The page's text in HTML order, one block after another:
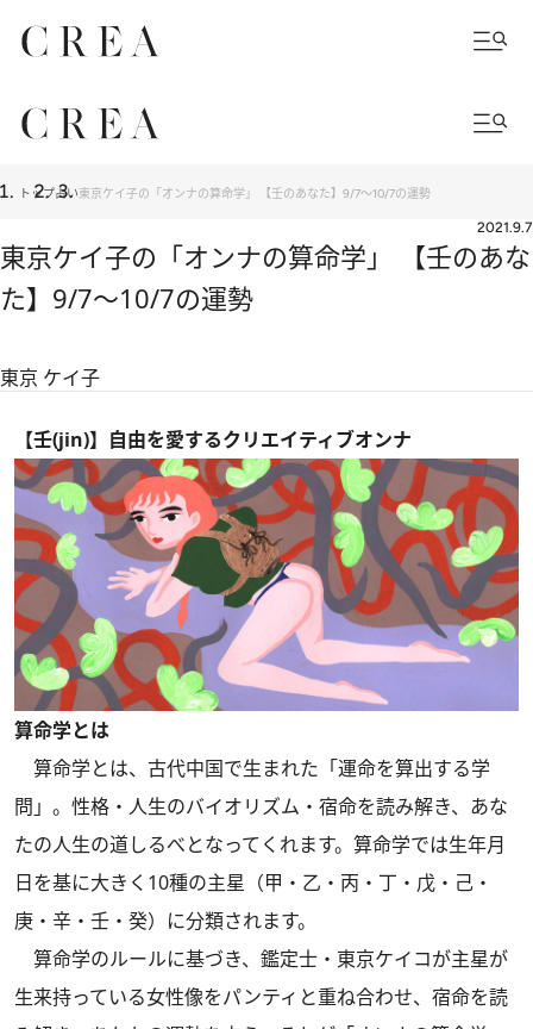
トップ占い東京ケイ子の「オンナの算命学」 【壬のあなた】9/7～10/7の運勢
2021.9.7
東京ケイ子の「オンナの算命学」 【壬のあな
た】9/7～10/7の運勢
東京 ケイ子
【壬(jin)】自由を愛するクリエイティブオンナ
算命学とは
算命学とは、古代中国で生まれた「運命を算出する学
問」。性格・人生のバイオリズム・宿命を読み解き、あな
たの人生の道しるべとなってくれます。算命学では生年月
日を基に大きく10種の主星（甲・乙・丙・丁・戊・己・
庚・辛・壬・癸）に分類されます。
算命学のルールに基づき、鑑定士・東京ケイコが主星が
生来持っている女性像をパンティと重ね合わせ、宿命を読